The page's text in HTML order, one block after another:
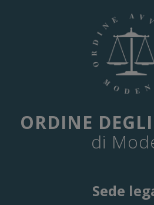
ORDINE
di
Sede